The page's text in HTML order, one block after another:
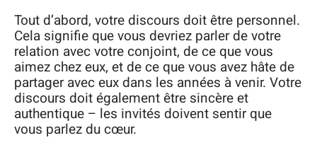
Tout d’abord, votre discours doit être personnel.
Cela signifie que vous devriez parler de votre
relation avec votre conjoint, de ce que vous
aimez chez eux, et de ce que vous avez hâte de
partager avec eux dans les années à venir. Votre
discours doit également être sincère et
authentique – les invités doivent sentir que
vous parlez du cœur.